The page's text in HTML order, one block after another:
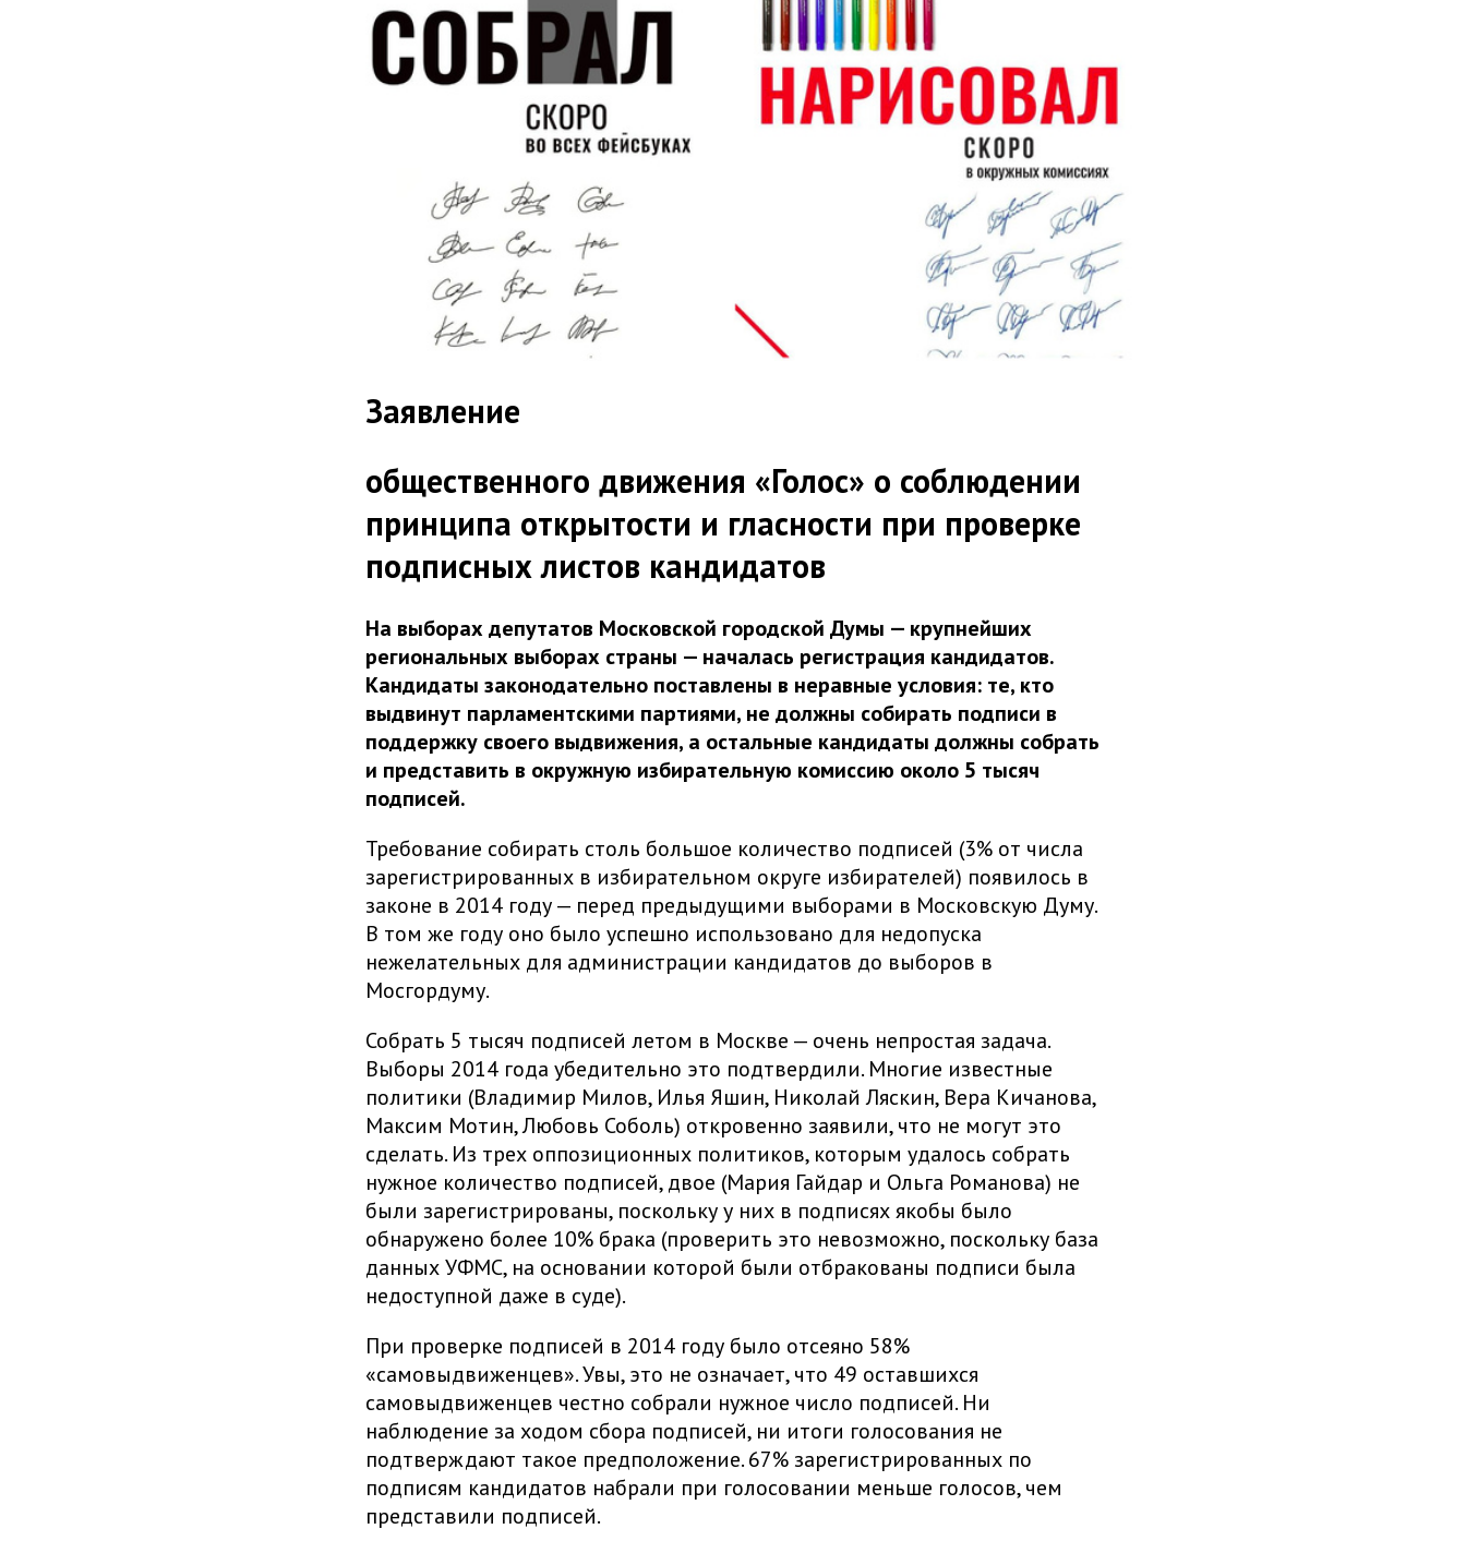
Заявление
общественного движения «Голос» о соблюдении
принципа открытости и гласности при проверке
подписных листов кандидатов
На выборах депутатов Московской городской Думы — крупнейших
региональных выборах страны — началась регистрация кандидатов.
Кандидаты законодательно поставлены в неравные условия: те, кто
выдвинут парламентскими партиями, не должны собирать подписи в
поддержку своего выдвижения, а остальные кандидаты должны собрать
и представить в окружную избирательную комиссию около 5 тысяч
подписей.
Требование собирать столь большое количество подписей (3% от числа
зарегистрированных в избирательном округе избирателей) появилось в
законе в 2014 году — перед предыдущими выборами в Московскую Думу.
В том же году оно было успешно использовано для недопуска
нежелательных для администрации кандидатов до выборов в
Мосгордуму.
Собрать 5 тысяч подписей летом в Москве — очень непростая задача.
Выборы 2014 года убедительно это подтвердили. Многие известные
политики (Владимир Милов, Илья Яшин, Николай Ляскин, Вера Кичанова,
Максим Мотин, Любовь Соболь) откровенно заявили, что не могут это
сделать. Из трех оппозиционных политиков, которым удалось собрать
нужное количество подписей, двое (Мария Гайдар и Ольга Романова) не
были зарегистрированы, поскольку у них в подписях якобы было
обнаружено более 10% брака (проверить это невозможно, поскольку база
данных УФМС, на основании которой были отбракованы подписи была
недоступной даже в суде).
При проверке подписей в 2014 году было отсеяно 58%
«самовыдвиженцев». Увы, это не означает, что 49 оставшихся
самовыдвиженцев честно собрали нужное число подписей. Ни
наблюдение за ходом сбора подписей, ни итоги голосования не
подтверждают такое предположение. 67% зарегистрированных по
подписям кандидатов набрали при голосовании меньше голосов, чем
представили подписей.